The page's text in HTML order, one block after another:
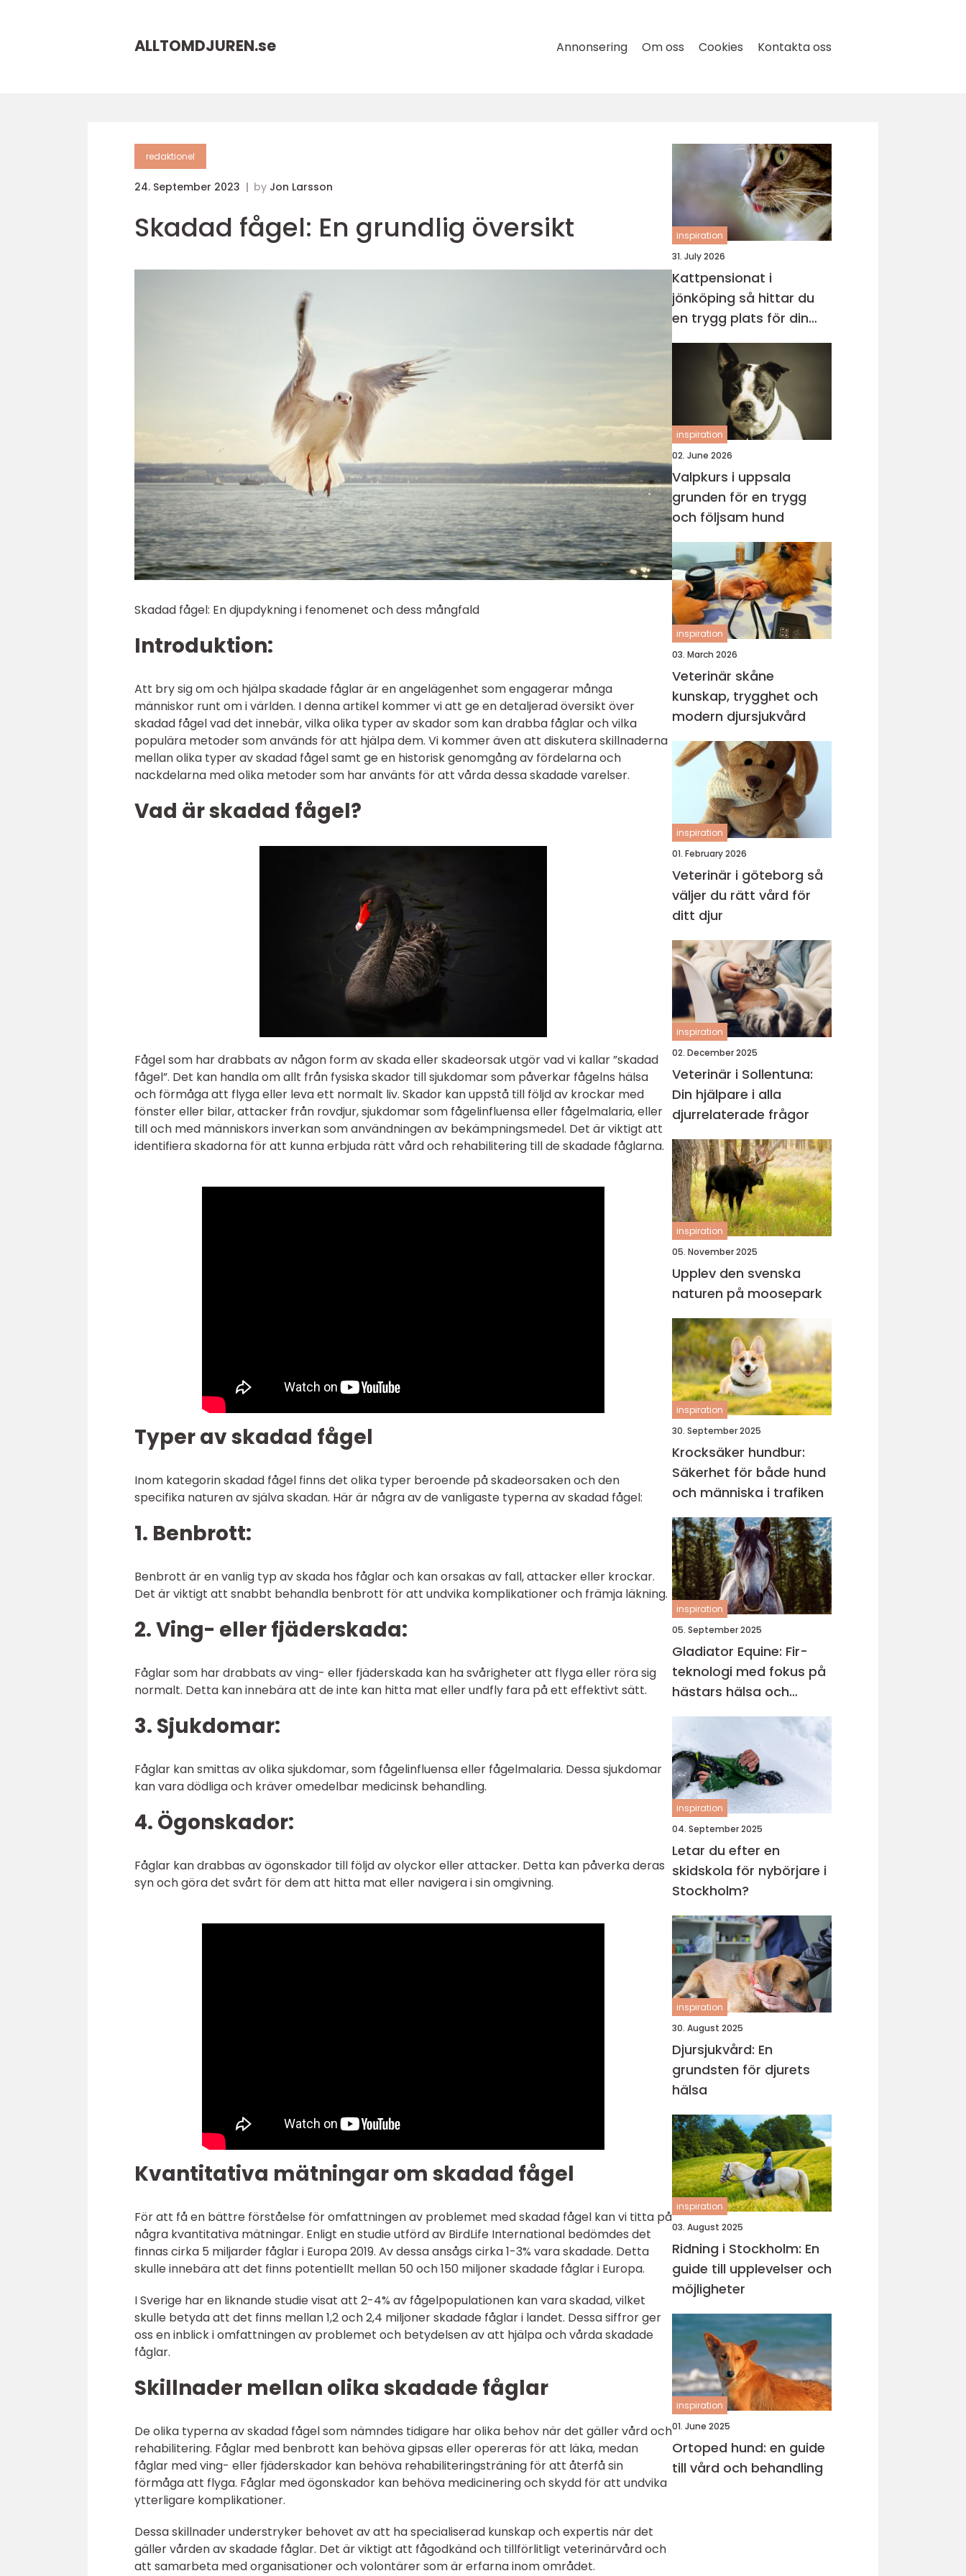
ALLTOMDJUREN.se Annonsering Om oss Cookies Kontakta oss
redaktionel
24. September 2023 by Jon Larsson
Skadad fågel: En grundlig översikt
Skadad fågel: En djupdykning i fenomenet och dess mångfald
Introduktion:
Att bry sig om och hjälpa skadade fåglar är en angelägenhet som engagerar många
människor runt om i världen. I denna artikel kommer vi att ge en detaljerad översikt över
skadad fågel vad det innebär, vilka olika typer av skador som kan drabba fåglar och vilka
populära metoder som används för att hjälpa dem. Vi kommer även att diskutera skillnaderna
mellan olika typer av skadad fågel samt ge en historisk genomgång av fördelarna och
nackdelarna med olika metoder som har använts för att vårda dessa skadade varelser.
Vad är skadad fågel?
Fågel som har drabbats av någon form av skada eller skadeorsak utgör vad vi kallar ”skadad
fågel”. Det kan handla om allt från fysiska skador till sjukdomar som påverkar fågelns hälsa
och förmåga att flyga eller leva ett normalt liv. Skador kan uppstå till följd av krockar med
fönster eller bilar, attacker från rovdjur, sjukdomar som fågelinfluensa eller fågelmalaria, eller
till och med människors inverkan som användningen av bekämpningsmedel. Det är viktigt att
identifiera skadorna för att kunna erbjuda rätt vård och rehabilitering till de skadade fåglarna.
Typer av skadad fågel
Inom kategorin skadad fågel finns det olika typer beroende på skadeorsaken och den
specifika naturen av själva skadan. Här är några av de vanligaste typerna av skadad fågel:
1. Benbrott:
Benbrott är en vanlig typ av skada hos fåglar och kan orsakas av fall, attacker eller krockar.
Det är viktigt att snabbt behandla benbrott för att undvika komplikationer och främja läkning.
2. Ving- eller fjäderskada:
Fåglar som har drabbats av ving- eller fjäderskada kan ha svårigheter att flyga eller röra sig
normalt. Detta kan innebära att de inte kan hitta mat eller undfly fara på ett effektivt sätt.
3. Sjukdomar:
Fåglar kan smittas av olika sjukdomar, som fågelinfluensa eller fågelmalaria. Dessa sjukdomar
kan vara dödliga och kräver omedelbar medicinsk behandling.
4. Ögonskador:
Fåglar kan drabbas av ögonskador till följd av olyckor eller attacker. Detta kan påverka deras
syn och göra det svårt för dem att hitta mat eller navigera i sin omgivning.
Kvantitativa mätningar om skadad fågel
För att få en bättre förståelse för omfattningen av problemet med skadad fågel kan vi titta på
några kvantitativa mätningar. Enligt en studie utförd av BirdLife International bedömdes det
finnas cirka 5 miljarder fåglar i Europa 2019. Av dessa ansågs cirka 1-3% vara skadade. Detta
skulle innebära att det finns potentiellt mellan 50 och 150 miljoner skadade fåglar i Europa.
I Sverige har en liknande studie visat att 2-4% av fågelpopulationen kan vara skadad, vilket
skulle betyda att det finns mellan 1,2 och 2,4 miljoner skadade fåglar i landet. Dessa siffror ger
oss en inblick i omfattningen av problemet och betydelsen av att hjälpa och vårda skadade
fåglar.
Skillnader mellan olika skadade fåglar
De olika typerna av skadad fågel som nämndes tidigare har olika behov när det gäller vård och
rehabilitering. Fåglar med benbrott kan behöva gipsas eller opereras för att läka, medan
fåglar med ving- eller fjäderskador kan behöva rehabiliteringsträning för att återfå sin
förmåga att flyga. Fåglar med ögonskador kan behöva medicinering och skydd för att undvika
ytterligare komplikationer.
Dessa skillnader understryker behovet av att ha specialiserad kunskap och expertis när det
gäller vården av skadade fåglar. Det är viktigt att fågodkänd och tillförlitligt veterinärvård och
att samarbeta med organisationer och volontärer som är erfarna inom området.
inspiration
31. July 2026
Kattpensionat i
jönköping så hittar du
en trygg plats för din
katt
inspiration
02. June 2026
Valpkurs i uppsala
grunden för en trygg
och följsam hund
inspiration
03. March 2026
Veterinär skåne
kunskap, trygghet och
modern djursjukvård
inspiration
01. February 2026
Veterinär i göteborg så
väljer du rätt vård för
ditt djur
inspiration
02. December 2025
Veterinär i Sollentuna:
Din hjälpare i alla
djurrelaterade frågor
inspiration
05. November 2025
Upplev den svenska
naturen på moosepark
inspiration
30. September 2025
Krocksäker hundbur:
Säkerhet för både hund
och människa i trafiken
inspiration
05. September 2025
Gladiator Equine: Fir-
teknologi med fokus på
hästars hälsa och
välbefinnande
inspiration
04. September 2025
Letar du efter en
skidskola för nybörjare i
Stockholm?
inspiration
30. August 2025
Djursjukvård: En
grundsten för djurets
hälsa
inspiration
03. August 2025
Ridning i Stockholm: En
guide till upplevelser och
möjligheter
inspiration
01. June 2025
Ortoped hund: en guide
till vård och behandling